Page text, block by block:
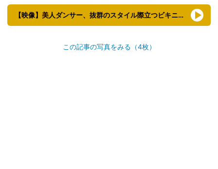
【映像】美人ダンサー、抜群のスタイル際立つビキニ姿（全身あり）
この記事の写真をみる（4枚）